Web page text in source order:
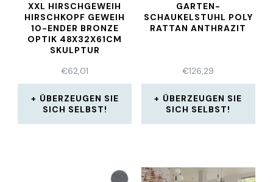
XXL HIRSCHGEWEIH
HIRSCHKOPF GEWEIH
10-ENDER BRONZE
OPTIK 48X32X61CM
SKULPTUR
€62,01
ÜBERZEUGEN SIE
SICH SELBST!
GARTEN-
SCHAUKELSTUHL POLY
RATTAN ANTHRAZIT
€126,29
ÜBERZEUGEN SIE
SICH SELBST!